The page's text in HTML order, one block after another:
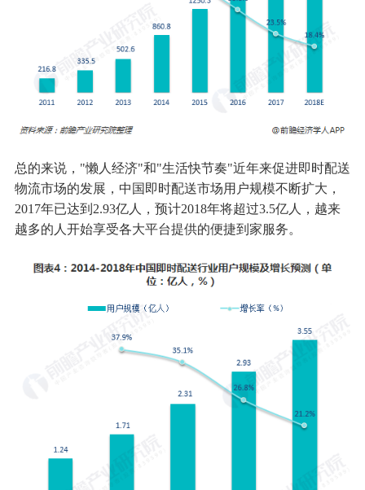
总的来说，"懒人经济"和"生活快节奏"近年来促进即时配送
物流市场的发展，中国即时配送市场用户规模不断扩大，
2017年已达到2.93亿人，预计2018年将超过3.5亿人，越来
越多的人开始享受各大平台提供的便捷到家服务。